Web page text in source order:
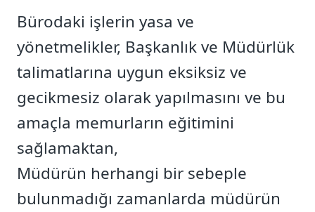
Bürodaki işlerin yasa ve
yönetmelikler, Başkanlık ve Müdürlük
talimatlarına uygun eksiksiz ve
gecikmesiz olarak yapılmasını ve bu
amaçla memurların eğitimini
sağlamaktan,
Müdürün herhangi bir sebeple
bulunmadığı zamanlarda müdürün